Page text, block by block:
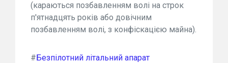
(караються позбавленням волі на строк
п'ятнадцять років або довічним
позбавленням волі, з конфіскацією майна).
#Безпілотний літальний апарат